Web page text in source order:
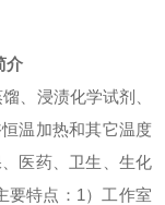
介
馏、浸渍化学试剂、
温加热和其它温度
医药、卫生、生化
要特点：1）工作室